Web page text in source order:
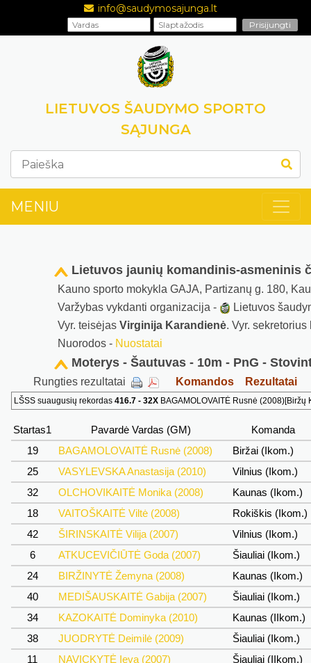
info@saudymosajunga.lt
LIETUVOS ŠAUDYMO SPORTO
SĄJUNGA
MENIU
Lietuvos jaunių komandinis-asmeninis
Kauno sporto mokykla GAJA, Partizanų g. 180,
Varžybas vykdanti organizacija -
Lietuvos
Vyr. teisėjas Virginija Karandienė. Vyr. sekretorius
Nuorodos - Nuostatai
Moterys - Šautuvas - 10m - PnG -
Rungties rezultatai Komandos Rezultatai
LŠSS suaugusių rekordas 416.7 - 32X BAGAMOLOVAITĖ Rusnė
Startas1 Pavardė Vardas (GM)
Komanda
19
BAGAMOLOVAITĖ Rusnė (2008)
Biržai (Ikom.)
25
VASYLEVSKA Anastasija (2010)
Vilnius (Ikom.)
32
OLCHOVIKAITĖ Monika (2008)
Kaunas (Ikom.)
18
VAITOŠKAITĖ Viltė (2008)
Rokiškis (Ikom.)
42
ŠIRINSKAITĖ Vilija (2007)
Vilnius (Ikom.)
6
ATKUCEVIČIŪTĖ Goda (2007)
Šiauliai (Ikom.)
24
BIRŽINYTĖ Žemyna (2008)
Kaunas (Ikom.)
40
MEDIŠAUSKAITĖ Gabija (2007)
Šiauliai (Ikom.)
34
KAZOKAITĖ Dominyka (2010)
Kaunas (IIkom.)
38
JUODRYTĖ Deimilė (2009)
Šiauliai (Ikom.)
11
NAVICKYTĖ Ieva (2007)
Šiauliai (IIkom.)